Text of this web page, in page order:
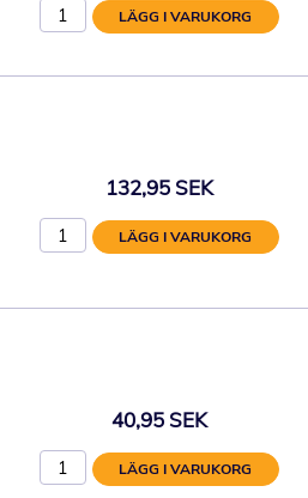
LÄGG I VARUKORG
132,95 SEK
LÄGG I VARUKORG
40,95 SEK
LÄGG I VARUKORG